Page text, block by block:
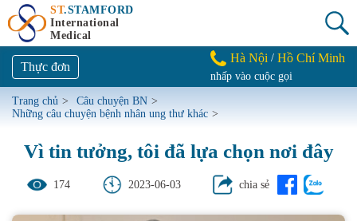
ST.STAMFORD
International
Medical
Thực đơn
Hà Nội / Hồ Chí Minh
nhấp vào cuộc gọi
Trang chủ > Câu chuyện BN >
Những câu chuyện bệnh nhân ung thư khác >
Vì tin tưởng, tôi đã lựa chọn nơi đây
174 2023-06-03 chia sẻ